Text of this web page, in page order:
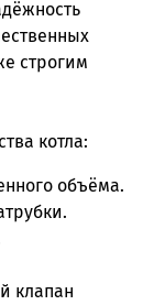
строгим
котла:
объёма.
клапан